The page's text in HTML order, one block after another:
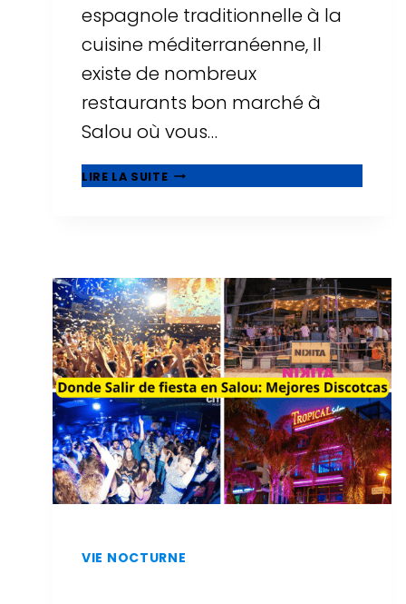
espagnole traditionnelle à la
cuisine méditerranéenne, Il
existe de nombreux
restaurants bon marché à
Salou où vous…
LIRE LA SUITEMANGEZ
BIEN
À
SALOU
:
LES
MEILLEURS
RESTAURANTS
VIE NOCTURNE